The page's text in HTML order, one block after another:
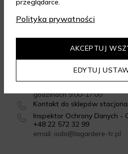
SKONTAKTUJ SIĘ Z NAMI
Infolinia: +48 22 270 72 77
Infolinia czynna od
godzinach 9:00-17:00
Kontakt do sklepów
Inspektor Ochrony Danych -
+48 22 572 32 99
email: iodo@lagardere-tr.pl
Dowiedz się więcej
Polityka prywatności
EDYTUJ
AKCEPTUJ